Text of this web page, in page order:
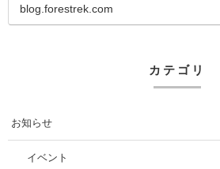
blog.forestrek.com
カテゴリ
お知らせ
イベント